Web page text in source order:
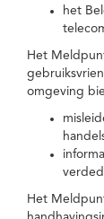
het
Het
omgeving
Het